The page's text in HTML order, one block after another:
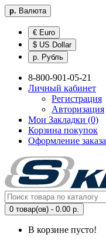
р. Валюта
€ Euro
$ US Dollar
р. Рубль
8-800-901-05-21
Личный кабинет
Регистрация
Авторизация
Мои Закладки (0)
Корзина покупок
Оформление заказа
0 товар(ов) - 0.00 р.
В корзине пусто!